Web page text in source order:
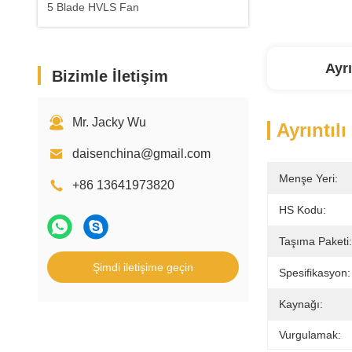
5 Blade HVLS Fan
Bizimle İletişim
Mr. Jacky Wu
daisenchina@gmail.com
+86 13641973820
Şimdi iletişime geçin
Menşe Yeri:
HS Kodu:
Taşıma Paketi:
Spesifikasyon:
Kaynağı:
Vurgulamak: